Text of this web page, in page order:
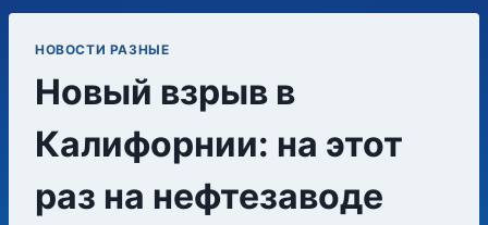
НОВОСТИ РАЗНЫЕ
Новый взрыв в
Калифорнии: на этот
раз на нефтезаводе